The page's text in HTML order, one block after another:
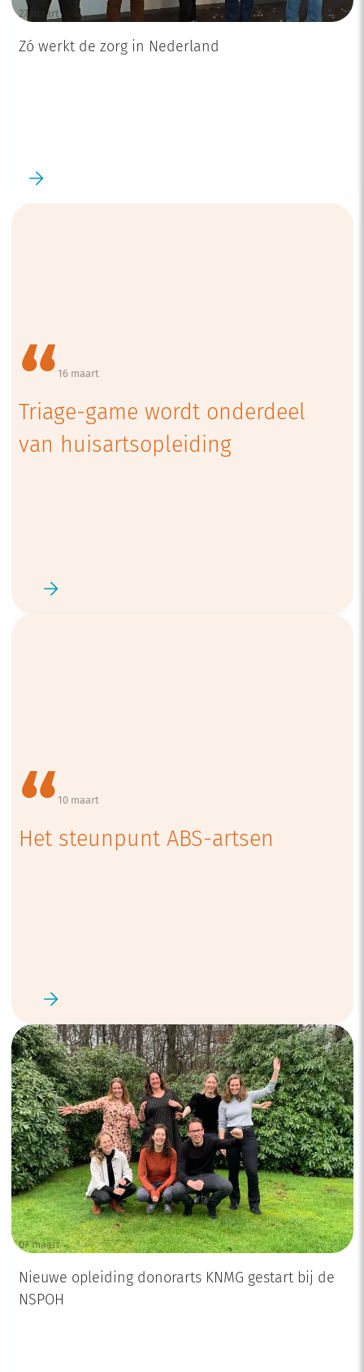
27 maart
Zó werkt de zorg in Nederland
16 maart
Triage-game wordt onderdeel
van huisartsopleiding
10 maart
Het steunpunt ABS-artsen
07 maart
Nieuwe opleiding donorarts KNMG gestart bij de
NSPOH